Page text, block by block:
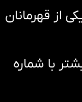
از قهرمانان
با شماره